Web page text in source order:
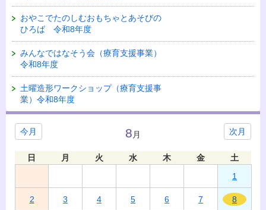
おやこでたのしむおもちゃとあそびの
ひろば 令和8年度
みんなではなそう会（療育支援事業）
令和8年度
土曜造形ワークショップ（療育支援事
業）令和8年度
今月 次月
8 月
日 月 火 水 木 金
土
1
2 3 4 5 6 7 8